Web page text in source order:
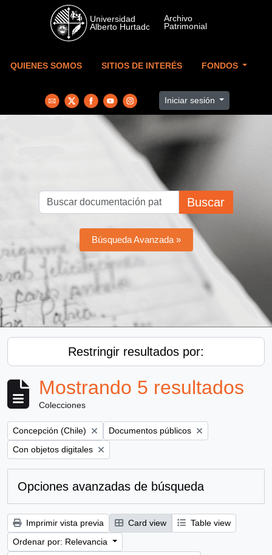
Skip to main content
QUIENES SOMOS SITIOS DE INTERÉS FONDOS
Iniciar sesión
Buscar
Búsqueda Avanzada »
Restringir resultados por:
Mostrando 5 resultados
Colecciones
Remove filter:
Concepción (Chile) Remove filter:
Documentos públicos
Remove filter:
Con objetos digitales
Opciones avanzadas de búsqueda
Imprimir vista previa Card view
Table view
Ordenar por: Relevancia